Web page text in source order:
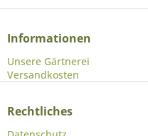
Informationen
Unsere Gärtnerei
Versandkosten
Rechtliches